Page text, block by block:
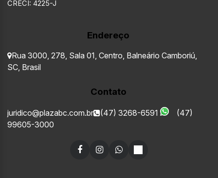
CRECI: 4225-J
Endereço
Rua 3000 278 Sala 01 Centro Balneário Camboriú
SC Brasil
Contato
juridico@plazabc.com.br (47) 3268-6591
(47)
99605-3000